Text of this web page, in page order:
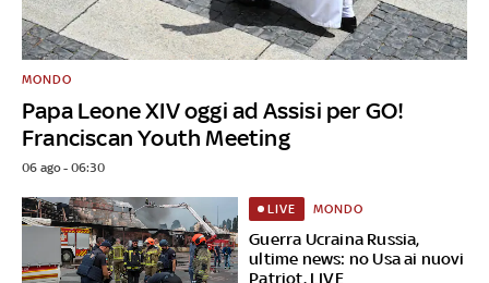
Papa Leone XIV oggi ad Assisi per GO!
Franciscan Youth Meeting
MONDO
06 ago - 06:30
Guerra Ucraina Russia,
ultime news: no Usa ai nuovi
Patriot. LIVE
LIVE MONDO